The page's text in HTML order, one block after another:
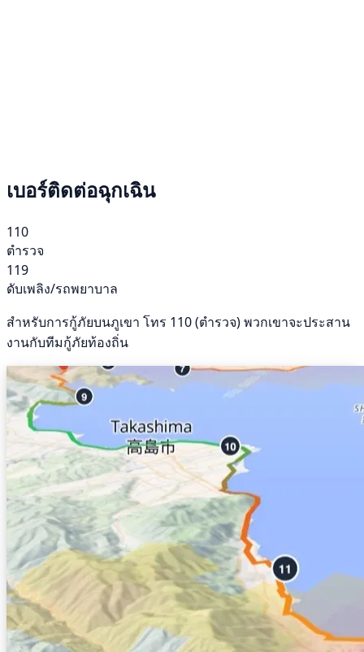
เบอร์ติดต่อฉุกเฉิน
110
ตำรวจ
119
ดับเพลิง/รถพยาบาล
สำหรับการกู้ภัยบนภูเขา โทร 110 (ตำรวจ) พวกเขาจะประสาน
งานกับทีมกู้ภัยท้องถิ่น